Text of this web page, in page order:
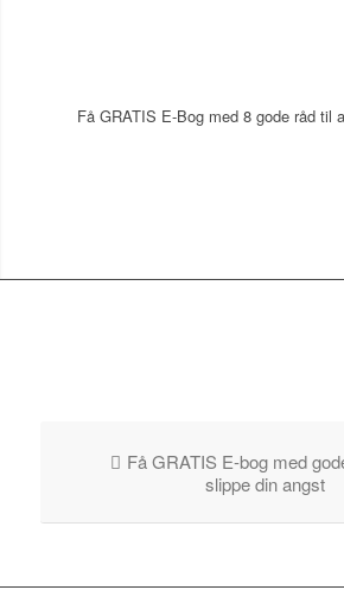
Få GRATIS E-Bog med 8 gode råd til
Få GRATIS E-bog med
slippe din angst